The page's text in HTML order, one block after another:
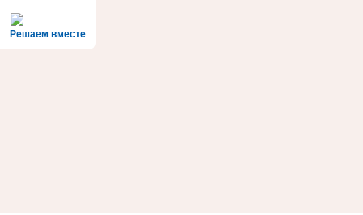
Решаем вместе